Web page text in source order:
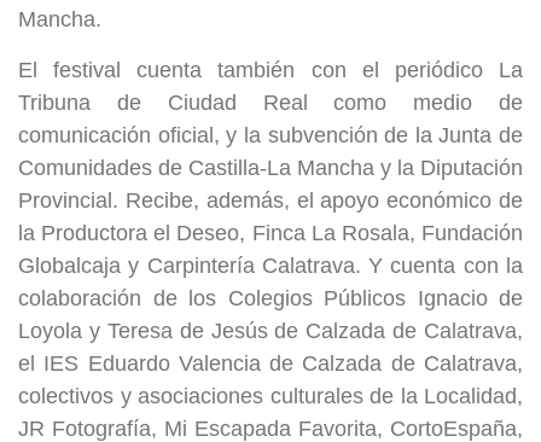
Mancha.
El festival cuenta también con el periódico La
Tribuna de Ciudad Real como medio de
comunicación oficial, y la subvención de la Junta de
Comunidades de Castilla-La Mancha y la Diputación
Provincial. Recibe, además, el apoyo económico de
la Productora el Deseo, Finca La Rosala, Fundación
Globalcaja y Carpintería Calatrava. Y cuenta con la
colaboración de los Colegios Públicos Ignacio de
Loyola y Teresa de Jesús de Calzada de Calatrava,
el IES Eduardo Valencia de Calzada de Calatrava,
colectivos y asociaciones culturales de la Localidad,
JR Fotografía, Mi Escapada Favorita, CortoEspaña,